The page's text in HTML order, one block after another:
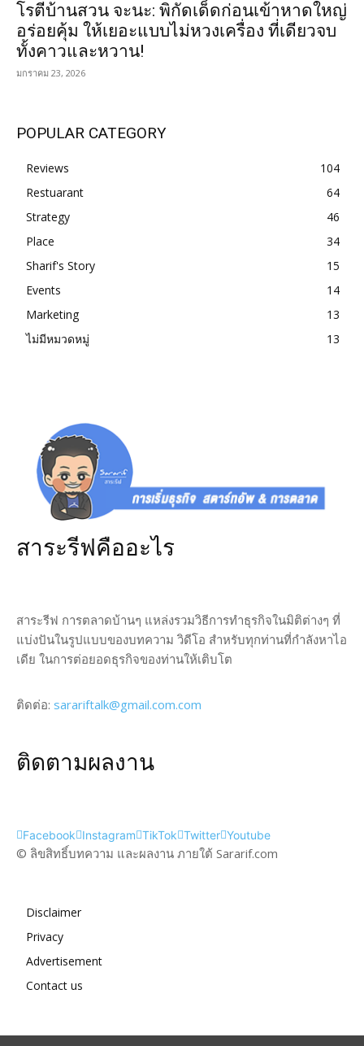
โรตีบ้านสวน จะนะ: พิกัดเด็ดก่อนเข้าหาดใหญ่
อร่อยคุ้ม ให้เยอะแบบไม่หวงเครื่อง ที่เดียวจบ
ทั้งคาวและหวาน!
มกราคม 23, 2026
POPULAR CATEGORY
Reviews
104
Restuarant
64
Strategy
46
Place
34
Sharif's Story
15
Events
14
Marketing
13
ไม่มีหมวดหมู่
13
สาระรีฟคืออะไร
สาระรีฟ การตลาดบ้านๆ แหล่งรวมวิธีการทำธุรกิจในมิติต่างๆ ที่
แบ่งปันในรูปแบบของบทความ วิดีโอ สำหรับทุกท่านที่กำลังหาไอ
เดีย ในการต่อยอดธุรกิจของท่านให้เติบโต
ติดต่อ: sarariftalk@gmail.com.com
ติดตามผลงาน
Facebook Instagram TikTok Twitter Youtube
© ลิขสิทธิ์บทความ และผลงาน ภายใต้ Sararif.com
Disclaimer
Privacy
Advertisement
Contact us